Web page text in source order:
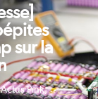
sur la
Actus Pink,